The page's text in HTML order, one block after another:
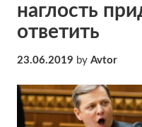
наглость
ответить
23.06.2019 by Avtor